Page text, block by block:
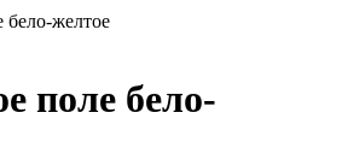
бело-желтое
поле бело-